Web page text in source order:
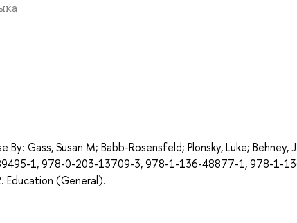
Gass, Susan M; Babb-Rosensfeld; Plonsky, Luke; Behney,
1, 978-0-203-13709-3, 978-1-136-48877-1, 978-1-
(General).